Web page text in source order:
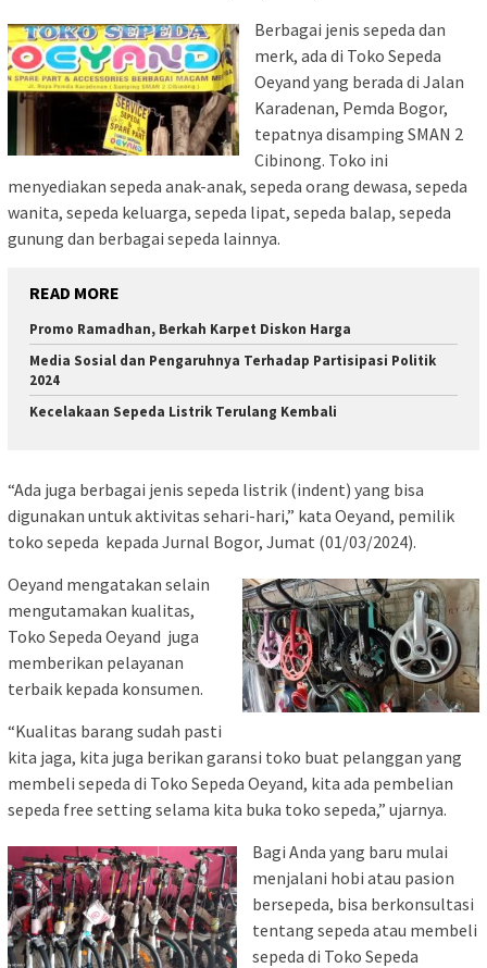
Berbagai jenis sepeda dan
merk, ada di Toko Sepeda
Oeyand yang berada di Jalan
Karadenan, Pemda Bogor,
tepatnya disamping SMAN 2
Cibinong. Toko ini
menyediakan sepeda anak-anak, sepeda orang dewasa, sepeda
wanita, sepeda keluarga, sepeda lipat, sepeda balap, sepeda
gunung dan berbagai sepeda lainnya.
READ MORE
Promo Ramadhan, Berkah Karpet Diskon Harga
Media Sosial dan Pengaruhnya Terhadap Partisipasi Politik
2024
Kecelakaan Sepeda Listrik Terulang Kembali
“Ada juga berbagai jenis sepeda listrik (indent) yang bisa
digunakan untuk aktivitas sehari-hari,” kata Oeyand, pemilik
toko sepeda kepada Jurnal Bogor, Jumat (01/03/2024).
Oeyand mengatakan selain
mengutamakan kualitas,
Toko Sepeda Oeyand juga
memberikan pelayanan
terbaik kepada konsumen.
“Kualitas barang sudah pasti
kita jaga, kita juga berikan garansi toko buat pelanggan yang
membeli sepeda di Toko Sepeda Oeyand, kita ada pembelian
sepeda free setting selama kita buka toko sepeda,” ujarnya.
Bagi Anda yang baru mulai
menjalani hobi atau pasion
bersepeda, bisa berkonsultasi
tentang sepeda atau membeli
sepeda di Toko Sepeda